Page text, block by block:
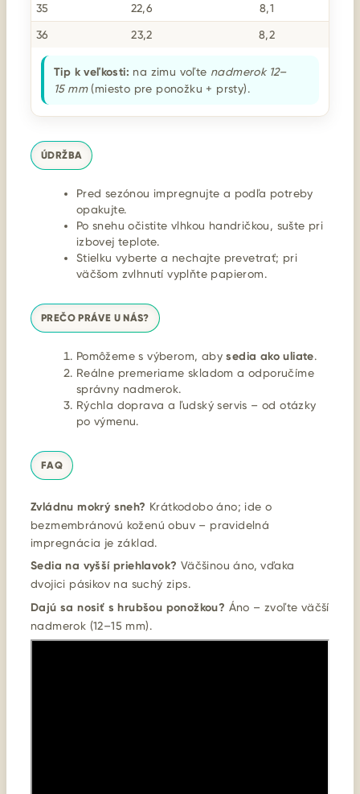
35 22,6 8,1
36 23,2 8,2
Tip k veľkosti: na zimu voľte nadmerok 12–
15 mm(miesto pre ponožku + prsty).
ÚDRŽBA
Pred sezónou impregnujte a podľa potreby
opakujte.
Po snehu očistite vlhkou handričkou, sušte pri
izbovej teplote.
Stielku vyberte a nechajte prevetrať; pri
väčšom zvlhnutí vyplňte papierom.
PREČO PRÁVE U NÁS?
Pomôžeme s výberom, abysedia ako uliate.
Reálne premeriame skladom a odporučíme
správny nadmerok.
Rýchla doprava a ľudský servis – od otázky
po výmenu.
FAQ
Zvládnu mokrý sneh? Krátkodobo áno; ide o
bezmembránovú koženú obuv – pravidelná
impregnácia je základ.
Sedia na vyšší priehlavok? Väčšinou áno, vďaka
dvojici pásikov na suchý zips.
Dajú sa nosiť s hrubšou ponožkou? Áno – zvoľte väčší
nadmerok (12–15 mm).